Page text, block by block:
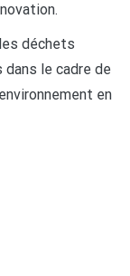
déchets
le cadre de
en